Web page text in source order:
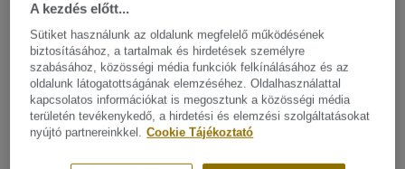
Név*
A kezdés előtt...
Sütiket használunk az oldalunk megfelelő működésének
biztosításához, a tartalmak és hirdetések személyre
szabásához, közösségi média funkciók felkínálásához és az
oldalunk látogatottságának elemzéséhez. Oldalhasználattal
kapcsolatos információkat is megosztunk a közösségi média
területén tevékenykedő, a hirdetési és elemzési szolgáltatásokat
nyújtó partnereinkkel. Cookie Tájékoztató